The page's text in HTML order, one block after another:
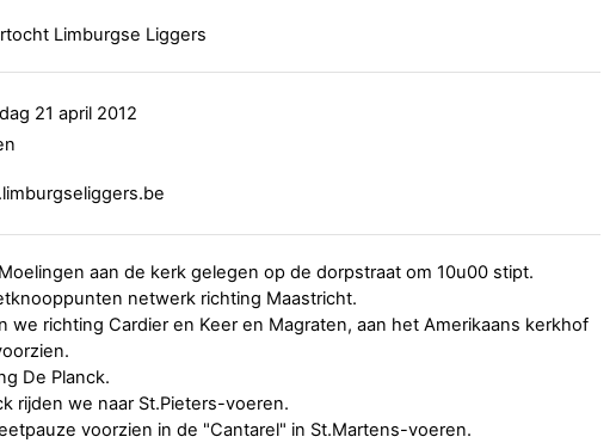
Limburgse Liggers
21 april 2012
aan de kerk gelegen op de dorpstraat om 10u00 stipt.
netwerk richting Maastricht.
we richting Cardier en Keer en Magraten, aan het Amerikaans kerkhof
De Planck.
rijden we naar St.Pieters-voeren.
voorzien in de "Cantarel" in St.Martens-voeren.